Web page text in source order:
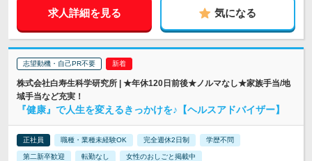
求人詳細を見る 気になる
志望動機・自己PR不要
株式会社白寿生科学研究所 | ★年休120日前後★ノルマなし★家族手当/地
域手当など充実！
『健康』で人生を変えるきっかけを♪【ヘルスアドバイザー】
正社員 職種・業種未経験OK 完全週休2日制 学歴不問
第二新卒歓迎 転勤なし 女性のおしごと掲載中